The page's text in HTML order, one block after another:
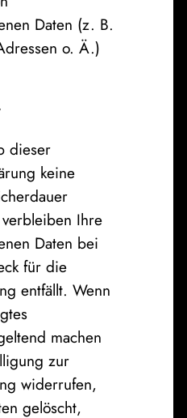
Daten (z. B.
o. Ä.)
dieser
keine
Ihre
Daten bei
für die
entfällt. Wenn
machen
zur
widerrufen,
gelöscht,